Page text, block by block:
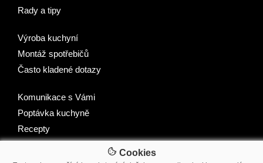
Cookies
Rady a tipy
Výroba kuchyní
Montáž spotřebičů
Často kladené dotazy
Komunikace s Vámi
Poptávka kuchyně
Recepty